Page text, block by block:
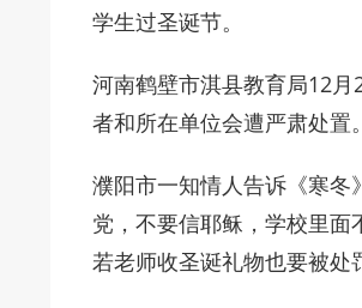
学生过圣诞节。
河南鹤壁市淇县教育局12
者和所在单位会遭严肃处置。
濮阳市一知情人告诉《寒
党，不要信耶稣，学校里面
若老师收圣诞礼物也要被处